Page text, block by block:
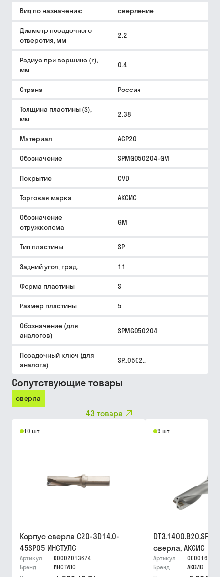
Вид по назначению сверление
Диаметр посадочного
отверстия, мм
2.2
Радиус при вершине (r),
мм
0.4
Страна Россия
Толщина пластины (S),
мм
2.38
Материал ACP20
Обозначение SPMG050204-GM
Покрытие CVD
Торговая марка АКСИС
Обозначение
стружколома
GM
Тип пластины SP
Задний угол, град. 11
Форма пластины S
Размер пластины 5
Обозначение (для
аналогов)
SPMG050204
Посадочный ключ (для
аналога)
SP..0502..
Сопутствующие товары
сверла
43 товара
10 шт
Корпус сверла C20-3D14.0-
45SP05 ИНСТУЛС
Артикул
00002013674
Бренд
ИНСТУЛС
9 шт
сверла, АКСИС
Артикул
Бренд
АКСИС